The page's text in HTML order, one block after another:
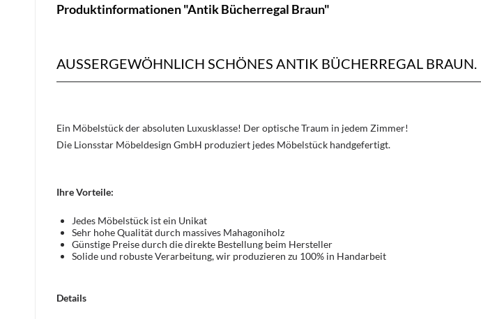
Produktinformationen "Antik Bücherregal Braun"
AUSSERGEWÖHNLICH SCHÖNES ANTIK BÜCHERREGAL BRAUN.
Ein Möbelstück der absoluten Luxusklasse! Der optische Traum in jedem Zimmer!
Die Lionsstar Möbeldesign GmbH produziert jedes Möbelstück handgefertigt.
Ihre Vorteile:
Jedes Möbelstück ist ein Unikat
Sehr hohe Qualität durch massives Mahagoniholz
Günstige Preise durch die direkte Bestellung beim Hersteller
Solide und robuste Verarbeitung, wir produzieren zu 100% in Handarbeit
Details